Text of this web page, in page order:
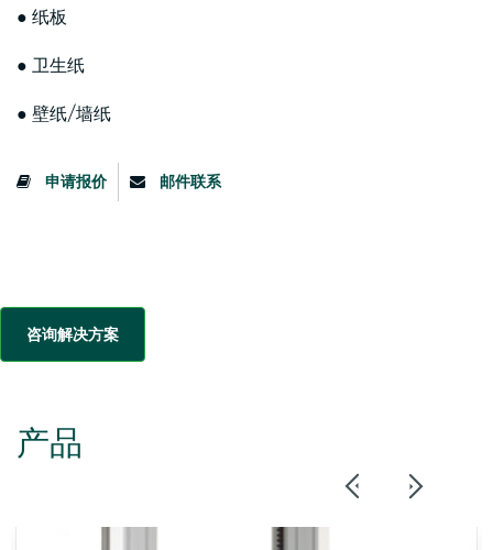
● 纸板
● 卫生纸
● 壁纸/墙纸
申请报价 邮件联系
咨询解决方案
产品